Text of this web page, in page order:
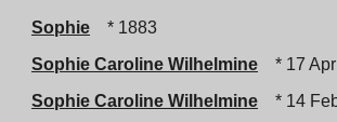
Sophie
* 1883
Sophie Caroline Wilhelmine
* 17
Sophie Caroline Wilhelmine
* 14